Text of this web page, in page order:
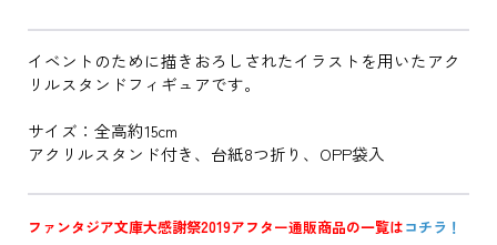
イベントのために描きおろしされたイラストを用いたアク
リルスタンドフィギュアです。
サイズ：全高約15cm
アクリルスタンド付き、台紙8つ折り、OPP袋入
ファンタジア文庫大感謝祭2019アフター通販商品の一覧はコチラ！